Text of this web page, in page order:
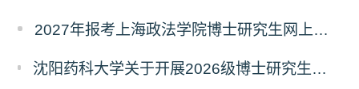
2027年报考上海政法学院博士研究生网上报名公告
沈阳药科大学关于开展2026级博士研究生录取后信息采集及档案调取等相关工作的通知